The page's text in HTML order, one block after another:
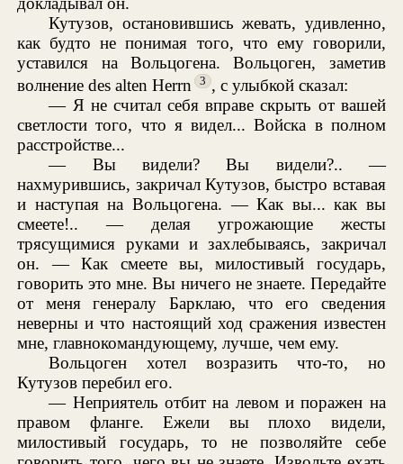
Кутузов, остановившись жевать, удивленно,
как будто не понимая того, что ему говорили,
уставился на Вольцогена. Вольцоген, заметив
волнение des alten Herrn
3 , с улыбкой сказал:
— Я не считал себя вправе скрыть от вашей
светлости того, что я видел... Войска в полном
расстройстве...
— Вы видели? Вы видели?.. —
нахмурившись, закричал Кутузов, быстро вставая
и наступая на Вольцогена. — Как вы... как вы
смеете!.. — делая угрожающие жесты
трясущимися руками и захлебываясь, закричал
он. — Как смеете вы, милостивый государь,
говорить это мне. Вы ничего не знаете. Передайте
от меня генералу Барклаю, что его сведения
неверны и что настоящий ход сражения известен
мне, главнокомандующему, лучше, чем ему.
Вольцоген хотел возразить что-то, но
Кутузов перебил его.
— Неприятель отбит на левом и поражен на
правом фланге. Ежели вы плохо видели,
милостивый государь, то не позволяйте себе